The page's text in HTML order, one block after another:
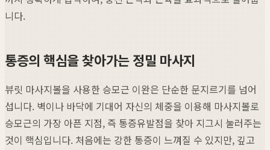
니다.
통증의 핵심을 찾아가는 정밀 마사지
뷰릿 마사지볼을 사용한 승모근 이완은 단순한 문지르기를 넘어
섭니다. 벽이나 바닥에 기대어 자신의 체중을 이용해 마사지볼로
승모근의 가장 아픈 지점, 즉 통증유발점을 찾아 지그시 눌러주는
것이 핵심입니다. 처음에는 강한 통증이 느껴질 수 있지만, 깊고